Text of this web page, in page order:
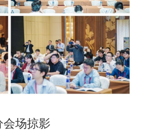
场掠影